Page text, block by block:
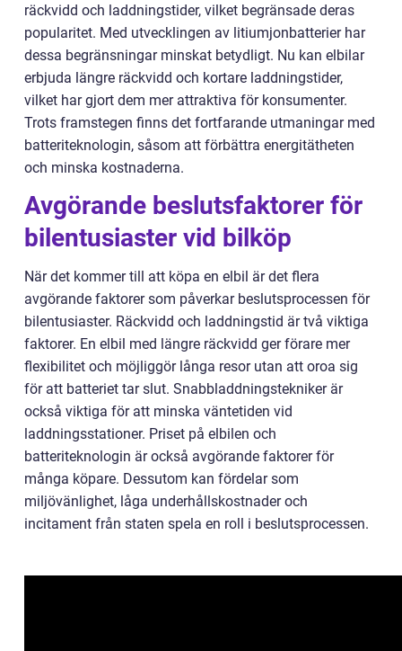
räckvidd och laddningstider, vilket begränsade deras
popularitet. Med utvecklingen av litiumjonbatterier har
dessa begränsningar minskat betydligt. Nu kan elbilar
erbjuda längre räckvidd och kortare laddningstider,
vilket har gjort dem mer attraktiva för konsumenter.
Trots framstegen finns det fortfarande utmaningar med
batteriteknologin, såsom att förbättra energitätheten
och minska kostnaderna.
Avgörande beslutsfaktorer för
bilentusiaster vid bilköp
När det kommer till att köpa en elbil är det flera
avgörande faktorer som påverkar beslutsprocessen för
bilentusiaster. Räckvidd och laddningstid är två viktiga
faktorer. En elbil med längre räckvidd ger förare mer
flexibilitet och möjliggör långa resor utan att oroa sig
för att batteriet tar slut. Snabbladdningstekniker är
också viktiga för att minska väntetiden vid
laddningsstationer. Priset på elbilen och
batteriteknologin är också avgörande faktorer för
många köpare. Dessutom kan fördelar som
miljövänlighet, låga underhållskostnader och
incitament från staten spela en roll i beslutsprocessen.